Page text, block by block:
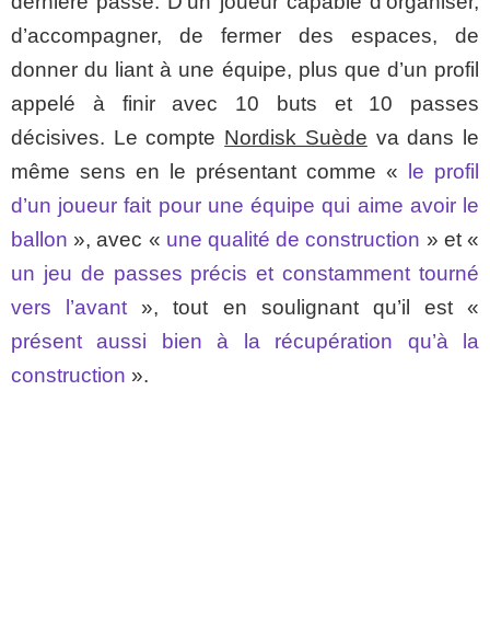
d’accompagner, de fermer des espaces, de
donner du liant à une équipe, plus que d’un profil
appelé à finir avec 10 buts et 10 passes
décisives. Le compte Nordisk Suède va dans le
même sens en le présentant comme « le profil
d’un joueur fait pour une équipe qui aime avoir le
ballon », avec « une qualité de construction » et «
un jeu de passes précis et constamment tourné
vers l’avant », tout en soulignant qu’il est «
présent aussi bien à la récupération qu’à la
construction ».